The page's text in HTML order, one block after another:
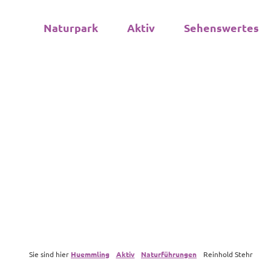
Naturpark Aktiv Sehenswertes
Sie sind hier Huemmling Aktiv Naturführungen Reinhold Stehr